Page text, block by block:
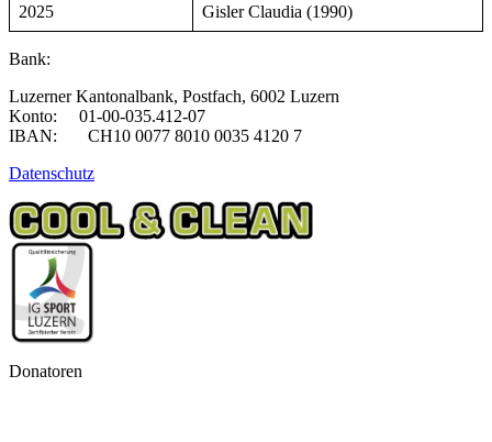
2025 Gisler Claudia (1990)
Bank:
Luzerner Kantonalbank, Postfach, 6002 Luzern
Konto: 01-00-035.412-07
IBAN: CH10 0077 8010 0035 4120 7
Datenschutz
Donatoren